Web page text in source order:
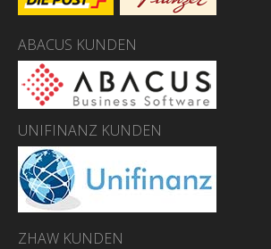
ABACUS KUNDEN
UNIFINANZ KUNDEN
ZHAW KUNDEN